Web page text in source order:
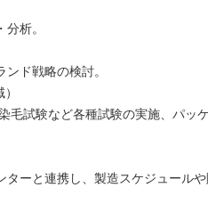
析。
ド戦略の検討。
毛試験など各種試験の実施、パッ
ーと連携し、製造スケジュール